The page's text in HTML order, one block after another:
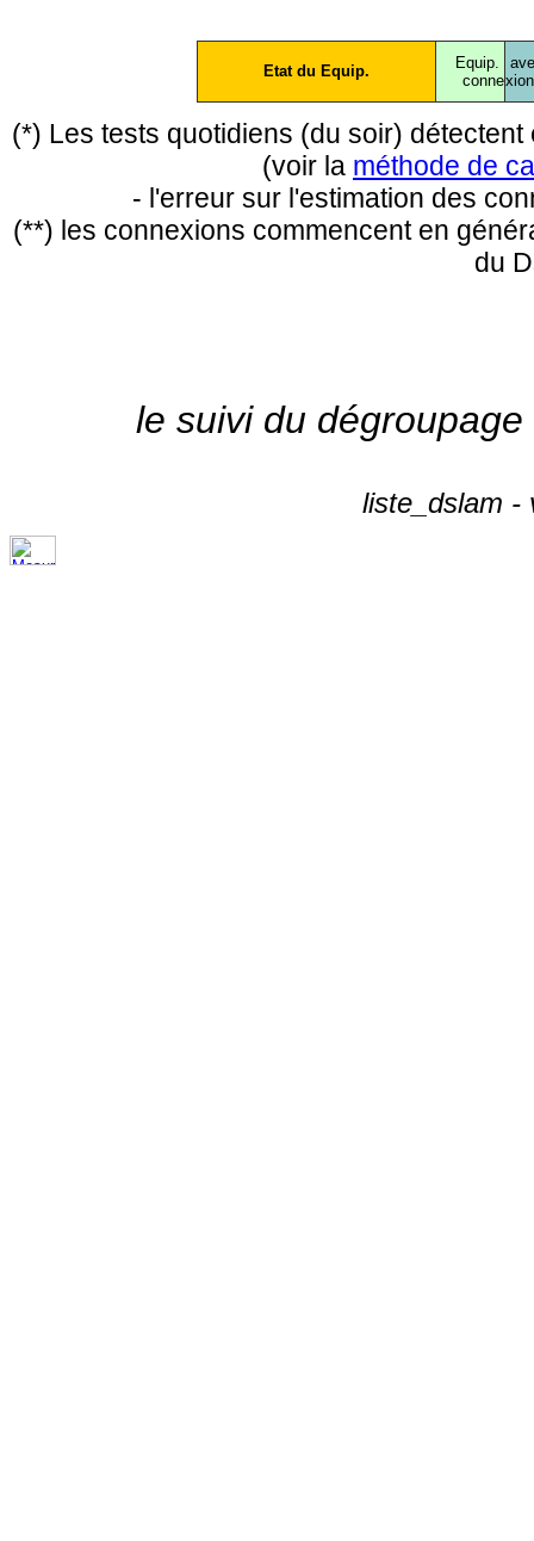
Etat du Equip.
Equip.
conne
(*) Les tests quotidiens (du soir)
(voir la méthode de
- l'erreur sur l'estimation des
(**) les connexions commencent en
du
le suivi du
liste_dslam -